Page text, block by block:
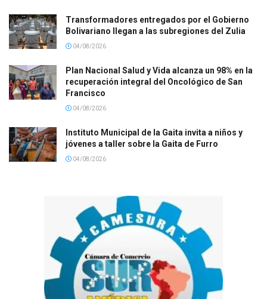
Transformadores entregados por el Gobierno
Bolivariano llegan a las subregiones del Zulia
04/08/2026
Plan Nacional Salud y Vida alcanza un 98% en la
recuperación integral del Oncológico de San
Francisco
04/08/2026
Instituto Municipal de la Gaita invita a niños y
jóvenes a taller sobre la Gaita de Furro
04/08/2026